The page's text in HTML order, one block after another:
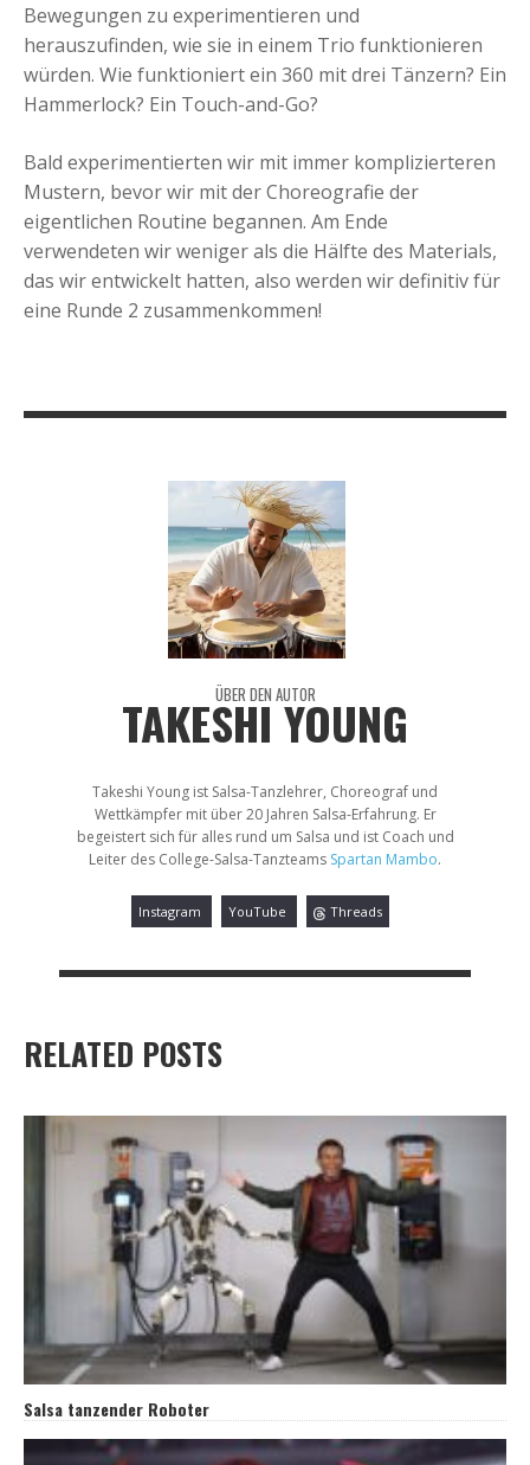
Bewegungen zu experimentieren und
herauszufinden, wie sie in einem Trio funktionieren
würden. Wie funktioniert ein 360 mit drei Tänzern? Ein
Hammerlock? Ein Touch-and-Go?
Bald experimentierten wir mit immer komplizierteren
Mustern, bevor wir mit der Choreografie der
eigentlichen Routine begannen. Am Ende
verwendeten wir weniger als die Hälfte des Materials,
das wir entwickelt hatten, also werden wir definitiv für
eine Runde 2 zusammenkommen!
ÜBER DEN AUTOR
TAKESHI YOUNG
Takeshi Young ist Salsa-Tanzlehrer, Choreograf und
Wettkämpfer mit über 20 Jahren Salsa-Erfahrung. Er
begeistert sich für alles rund um Salsa und ist Coach und
Leiter des College-Salsa-Tanzteams Spartan Mambo.
Instagram YouTube Threads
RELATED POSTS
Salsa tanzender Roboter